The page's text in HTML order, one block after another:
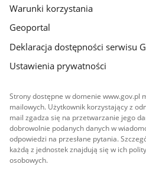
Warunki korzystania
Geoportal
Deklaracja dostępności serwisu
Ustawienia prywatności
Strony dostępne w domenie www.gov.pl
mailowych. Użytkownik korzystający z
mail zgadza się na przetwarzanie jego
dobrowolnie podanych danych w
odpowiedzi na przesłane pytania.
każdą z jednostek znajdują się w ich
osobowych.